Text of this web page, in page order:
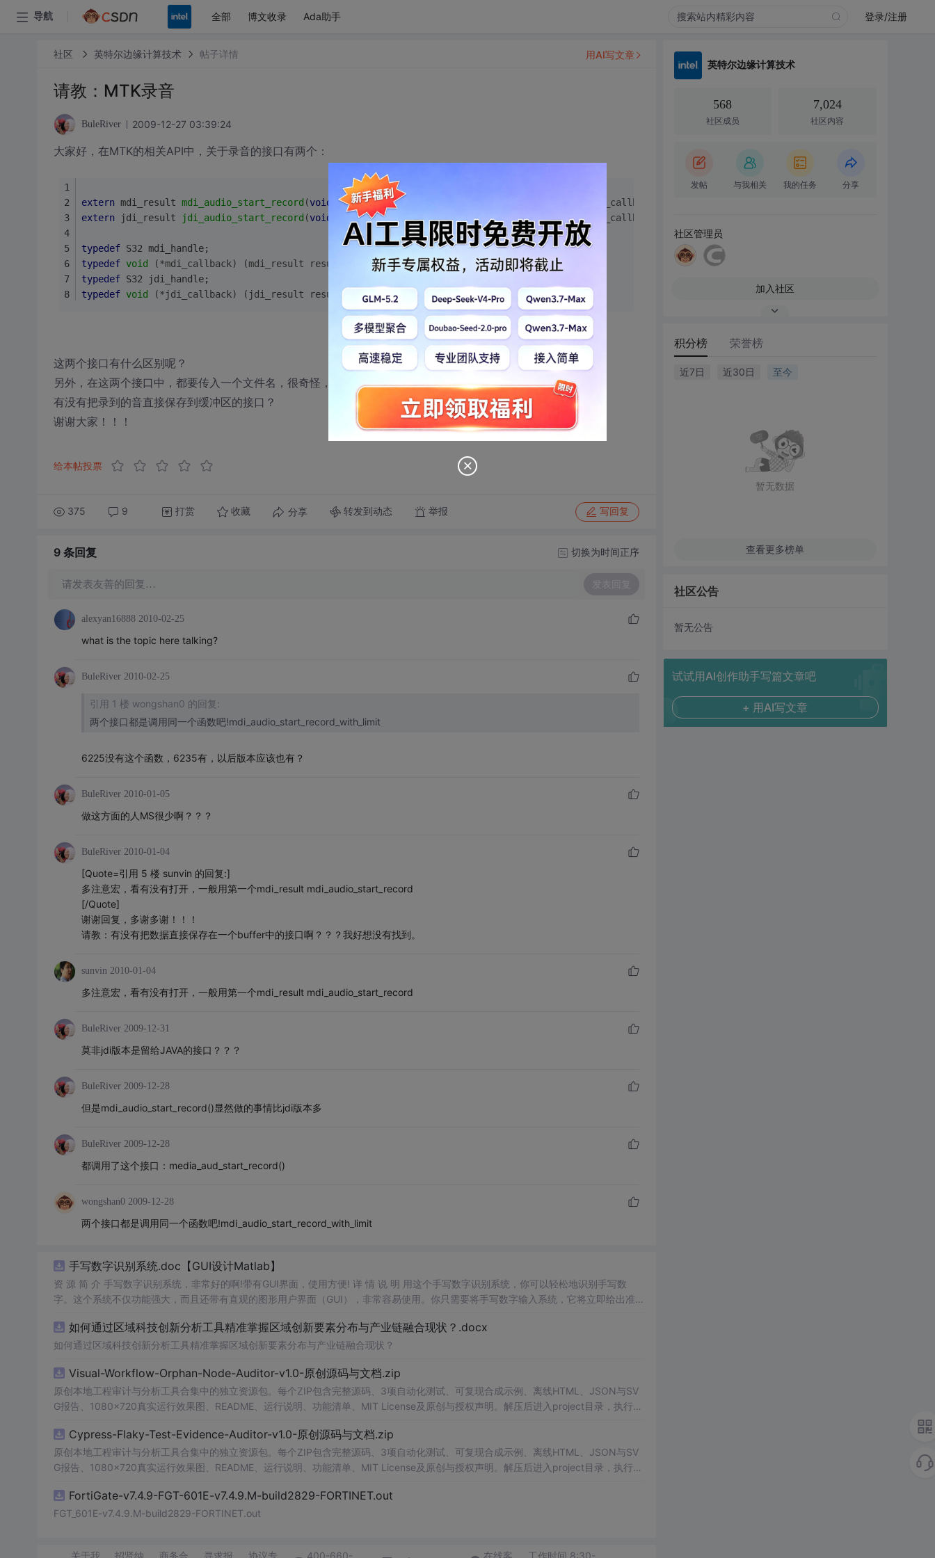
导航 全部 博文收录 Ada助手 登录/注册
社区 英特尔边缘计算技术 帖子详情
请教：MTK录音
BuleRiver 2009-12-27 03:39:24
大家好，在MTK的相关API中，关于录音的接口有两个：
extern mdi_result mdi_audio_start_record (void *file_name, U8 format, mdi_handle *handle_p, mdi_callback handler)
extern jdi_result jdi_audio_start_record (void *file_name, U8 format, jdi_handle *handle_p, jdi_callback handler)
typedef S32 mdi_handle;
typedef void (*mdi_callback) (mdi_result result)
typedef S32 jdi_handle;
typedef void (*jdi_callback) (jdi_result result)
这两个接口有什么区别呢？
另外，在这两个接口中，都要传入一个文件名，很奇怪，难道是把录到的音保存到文件？还是其他的什么意思？
有没有把录到的音直接保存到缓冲区的接口？
谢谢大家！！！
给本帖投票
375 9 打赏 收藏 分享 转发到动态 举报 写回复
用AI写文章
9 条回复 切换为时间正序
请发表友善的回复… 发表回复
alexyan16888 2010-02-25
what is the topic here talking?
BuleRiver 2010-02-25
引用 1 楼 wongshan0 的回复:
两个接口都是调用同一个函数吧!mdi_audio_start_record_with_limit
6225没有这个函数，6235有，以后版本应该也有？
BuleRiver 2010-01-05
做这方面的人MS很少啊？？？
BuleRiver 2010-01-04
[Quote=引用 5 楼 sunvin 的回复:]
多注意宏，看有没有打开，一般用第一个mdi_result mdi_audio_start_record
[/Quote]
谢谢回复，多谢多谢！！！
请教：有没有把数据直接保存在一个buffer中的接口啊？？？我好想没有找到。
sunvin 2010-01-04
多注意宏，看有没有打开，一般用第一个mdi_result mdi_audio_start_record
BuleRiver 2009-12-31
莫非jdi版本是留给JAVA的接口？？？
BuleRiver 2009-12-28
但是mdi_audio_start_record()显然做的事情比jdi版本多
BuleRiver 2009-12-28
都调用了这个接口：media_aud_start_record()
wongshan0 2009-12-28
两个接口都是调用同一个函数吧!mdi_audio_start_record_with_limit
手写数字识别系统.doc【GUI设计Matlab】
资 源 简 介 手写数字识别系统，非常好的啊!带有GUI界面，使用方便! 详 情 说 明 用这个手写数字识别系统，你可以轻松地识别手写数
字。这个系统不仅功能强大，而且还带有直观的图形用户界面（GUI），非常容易使用。你只需要将手写数字输入系统，它将立即给出准确
便和实用的工具，你一定会喜欢它的！
如何通过区域科技创新分析工具精准掌握区域创新要素分布与产业链融合现状？.docx
如何通过区域科技创新分析工具精准掌握区域创新要素分布与产业链融合现状？
Visual-Workflow-Orphan-Node-Auditor-v1.0-原创源码与文档.zip
原创本地工程审计与分析工具合集中的独立资源包。每个ZIP包含完整源码、3项自动化测试、可复现合成示例、离线HTML、JSON与SV
G报告、1080×720真实运行效果图、README、运行说明、功能清单、MIT License及原创与授权声明。解压后进入project目录，执行np
源码、Logo、官方截图、论文、生产日志或其他受限素材。适合前端开发、AI应用工程、测试审计和课程实践。
Cypress-Flaky-Test-Evidence-Auditor-v1.0-原创源码与文档.zip
原创本地工程审计与分析工具合集中的独立资源包。每个ZIP包含完整源码、3项自动化测试、可复现合成示例、离线HTML、JSON与SV
G报告、1080×720真实运行效果图、README、运行说明、功能清单、MIT License及原创与授权声明。解压后进入project目录，执行np
源码、Logo、官方截图、论文、生产日志或其他受限素材。适合前端开发、AI应用工程、测试审计和课程实践。
FortiGate-v7.4.9-FGT-601E-v7.4.9.M-build2829-FORTINET.out
FGT_601E-v7.4.9.M-build2829-FORTINET.out
关于我 招贤纳 商务合 寻求报 协议专 400-660- 在线客 工作时间 8:30-
英特尔边缘计算技术
568
社区成员
7,024
社区内容
发帖 与我相关 我的任务 分享
社区管理员
加入社区
积分榜 荣誉榜
近7日 近30日 至今
暂无数据
查看更多榜单
社区公告
暂无公告
试试用AI创作助手写篇文章吧
+ 用AI写文章